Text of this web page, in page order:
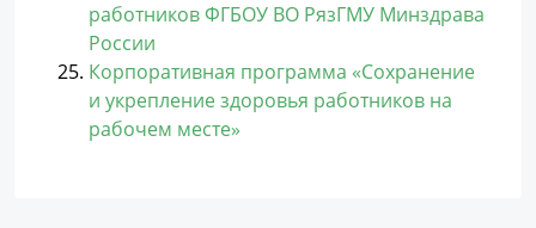
работников ФГБОУ ВО РязГМУ Минздрава
России
Корпоративная программа «Сохранение
и укрепление здоровья работников на
рабочем месте»